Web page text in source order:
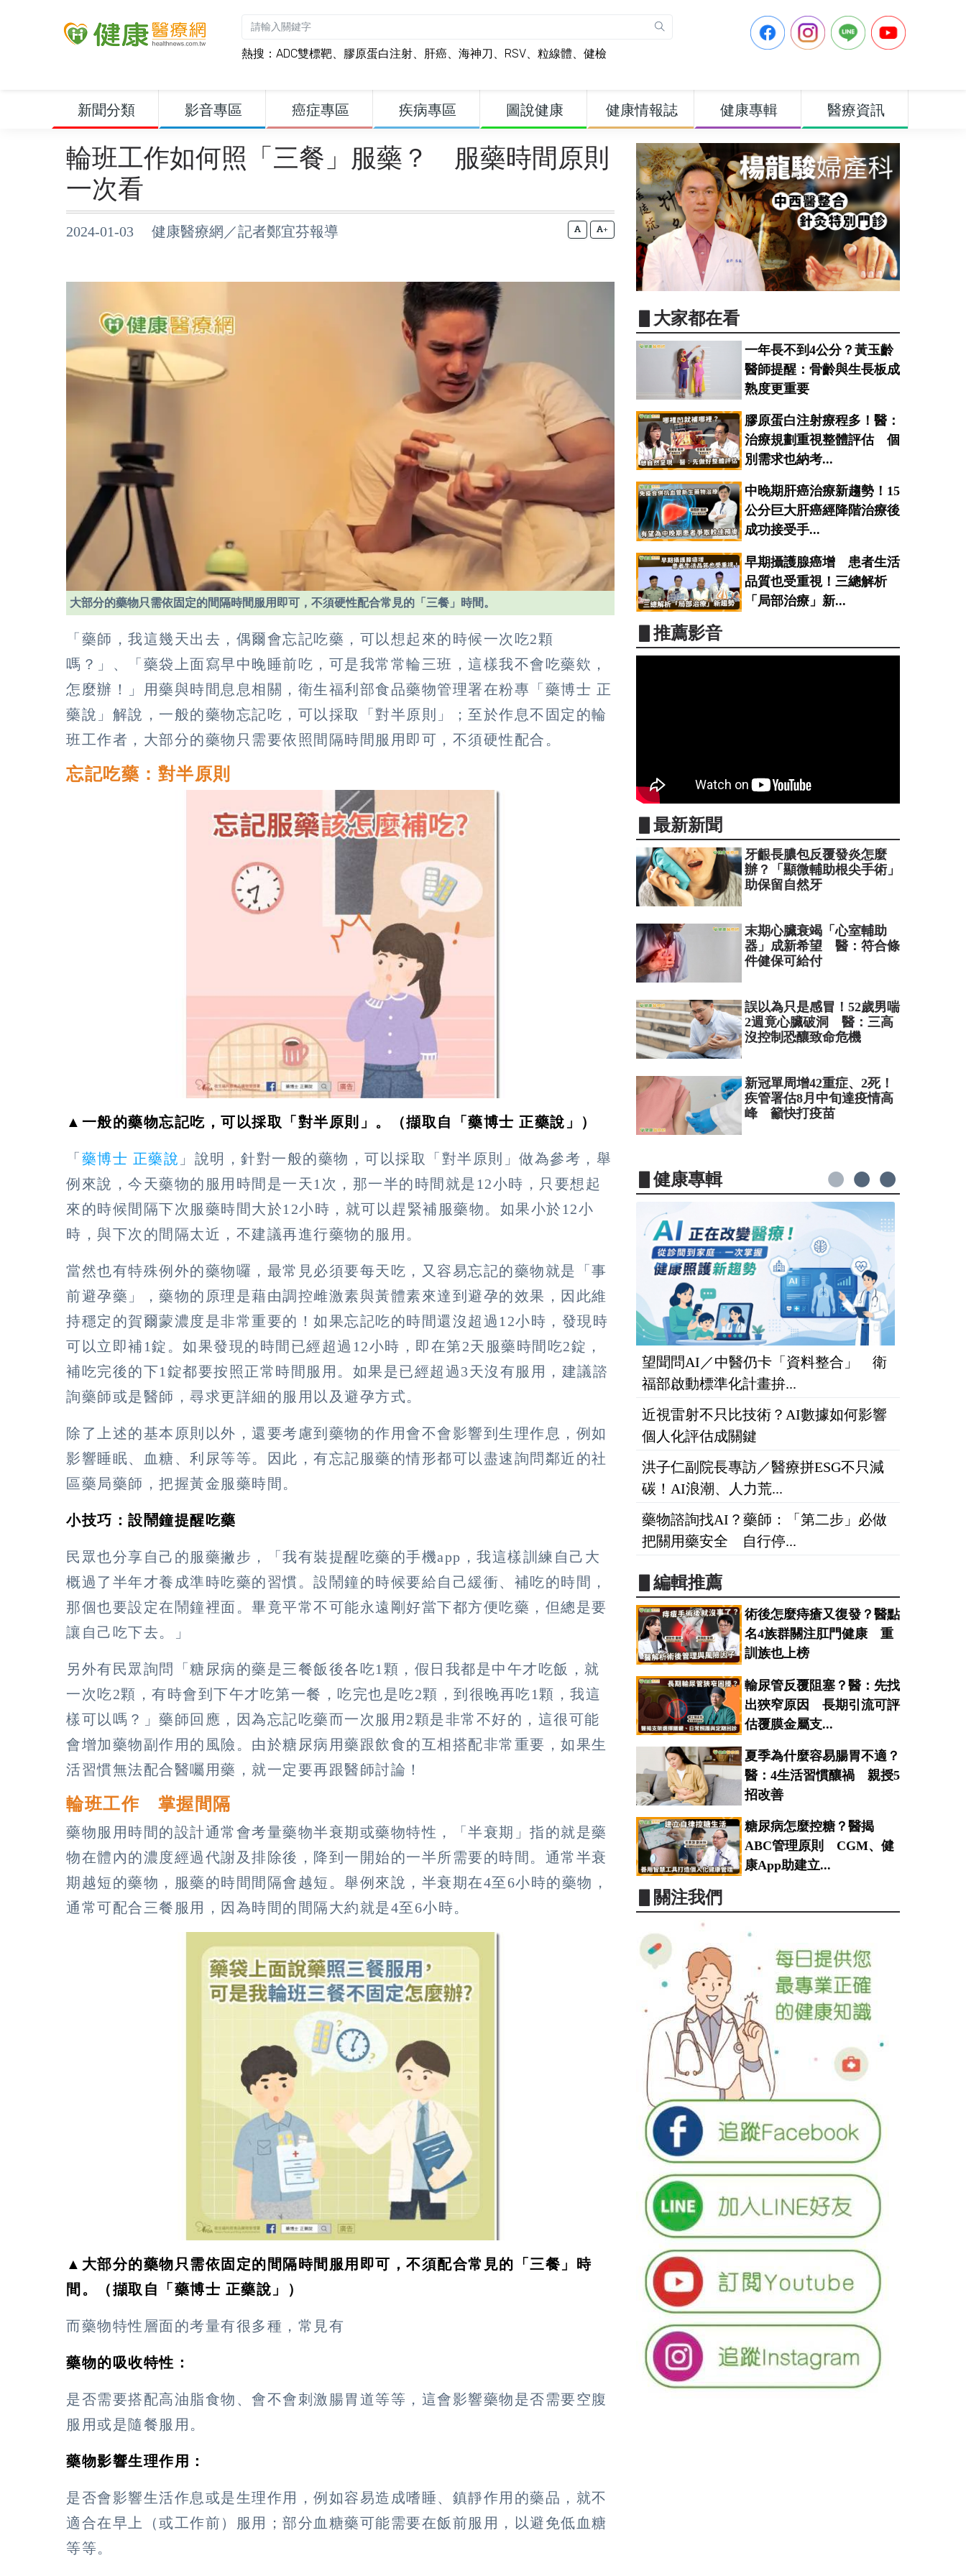
熱搜： ADC雙標靶、 膠原蛋白注射、 肝癌、 海神刀 、 RSV、 粒線體、 健檢
新聞分類 影音專區 癌症專區 疾病專區 圖說健康 健康情報誌 健康專輯 醫療資訊
輪班工作如何照「三餐」服藥？ 服藥時間原則
一次看
2024-01-03 健康醫療網／記者鄭宜芬報導 +
大部分的藥物只需依固定的間隔時間服用即可，不須硬性配合常見的「三餐」時間。
「藥師，我這幾天出去，偶爾會忘記吃藥，可以想起來的時候一次吃2顆
嗎？」、「藥袋上面寫早中晚睡前吃，可是我常常輪三班，這樣我不會吃藥欸，
怎麼辦！」用藥與時間息息相關，衛生福利部食品藥物管理署在粉專「藥博士 正
藥說」解說，一般的藥物忘記吃，可以採取「對半原則」；至於作息不固定的輪
班工作者，大部分的藥物只需要依照間隔時間服用即可，不須硬性配合。
忘記吃藥：對半原則
▲一般的藥物忘記吃，可以採取「對半原則」。（擷取自「藥博士 正藥說」）
「 藥博士 正藥說 」說明，針對一般的藥物，可以採取「對半原則」做為參考，舉
例來說，今天藥物的服用時間是一天1次，那一半的時間就是12小時，只要想起
來的時候間隔下次服藥時間大於12小時，就可以趕緊補服藥物。如果小於12小
時，與下次的間隔太近，不建議再進行藥物的服用。
當然也有特殊例外的藥物囉，最常見必須要每天吃，又容易忘記的藥物就是「事
前避孕藥」，藥物的原理是藉由調控雌激素與黃體素來達到避孕的效果，因此維
持穩定的賀爾蒙濃度是非常重要的！如果忘記吃的時間還沒超過12小時，發現時
可以立即補1錠。如果發現的時間已經超過12小時，即在第2天服藥時間吃2錠，
補吃完後的下1錠都要按照正常時間服用。如果是已經超過3天沒有服用，建議諮
詢藥師或是醫師，尋求更詳細的服用以及避孕方式。
除了上述的基本原則以外，還要考慮到藥物的作用會不會影響到生理作息，例如
影響睡眠、血糖、利尿等等。因此，有忘記服藥的情形都可以盡速詢問鄰近的社
區藥局藥師，把握黃金服藥時間。
小技巧：設鬧鐘提醒吃藥
民眾也分享自己的服藥撇步，「我有裝提醒吃藥的手機app，我這樣訓練自己大
概過了半年才養成準時吃藥的習慣。設鬧鐘的時候要給自己緩衝、補吃的時間，
那個也要設定在鬧鐘裡面。畢竟平常不可能永遠剛好當下都方便吃藥，但總是要
讓自己吃下去。」
另外有民眾詢問「糖尿病的藥是三餐飯後各吃1顆，假日我都是中午才吃飯，就
一次吃2顆，有時會到下午才吃第一餐，吃完也是吃2顆，到很晚再吃1顆，我這
樣可以嗎？」藥師回應，因為忘記吃藥而一次服用2顆是非常不好的，這很可能
會增加藥物副作用的風險。由於糖尿病用藥跟飲食的互相搭配非常重要，如果生
活習慣無法配合醫囑用藥，就一定要再跟醫師討論！
輪班工作 掌握間隔
藥物服用時間的設計通常會考量藥物半衰期或藥物特性，「半衰期」指的就是藥
物在體內的濃度經過代謝及排除後，降到一開始的一半所需要的時間。通常半衰
期越短的藥物，服藥的時間間隔會越短。舉例來說，半衰期在4至6小時的藥物，
通常可配合三餐服用，因為時間的間隔大約就是4至6小時。
▲大部分的藥物只需依固定的間隔時間服用即可，不須配合常見的「三餐」時
間。（擷取自「藥博士 正藥說」）
而藥物特性層面的考量有很多種，常見有
藥物的吸收特性：
是否需要搭配高油脂食物、會不會刺激腸胃道等等，這會影響藥物是否需要空腹
服用或是隨餐服用。
藥物影響生理作用：
是否會影響生活作息或是生理作用，例如容易造成嗜睡、鎮靜作用的藥品，就不
適合在早上（或工作前）服用；部分血糖藥可能需要在飯前服用，以避免低血糖
等等。
▋大家都在看
一年長不到4公分？黃玉齡
醫師提醒：骨齡與生長板成
熟度更重要
膠原蛋白注射療程多！醫：
治療規劃重視整體評估 個
別需求也納考...
中晚期肝癌治療新趨勢！15
公分巨大肝癌經降階治療後
成功接受手...
早期攝護腺癌增 患者生活
品質也受重視！三總解析
「局部治療」新...
▋推薦影音
▋最新新聞
牙齦長膿包反覆發炎怎麼
辦？「顯微輔助根尖手術」
助保留自然牙
末期心臟衰竭「心室輔助
器」成新希望 醫：符合條
件健保可給付
誤以為只是感冒！52歲男喘
2週竟心臟破洞 醫：三高
沒控制恐釀致命危機
新冠單周增42重症、2死！
疾管署估8月中旬達疫情高
峰 籲快打疫苗
▋健康專輯
望聞問AI／中醫仍卡「資料整合」 衛
福部啟動標準化計畫拚...
近視雷射不只比技術？AI數據如何影響
個人化評估成關鍵
洪子仁副院長專訪／醫療拼ESG不只減
碳！AI浪潮、人力荒...
藥物諮詢找AI？藥師：「第二步」必做
把關用藥安全 自行停...
▋編輯推薦
術後怎麼痔瘡又復發？醫點
名4族群關注肛門健康 重
訓族也上榜
輸尿管反覆阻塞？醫：先找
出狹窄原因 長期引流可評
估覆膜金屬支...
夏季為什麼容易腸胃不適？
醫：4生活習慣釀禍 親授5
招改善
糖尿病怎麼控糖？醫揭
ABC管理原則 CGM、健
康App助建立...
▋關注我們